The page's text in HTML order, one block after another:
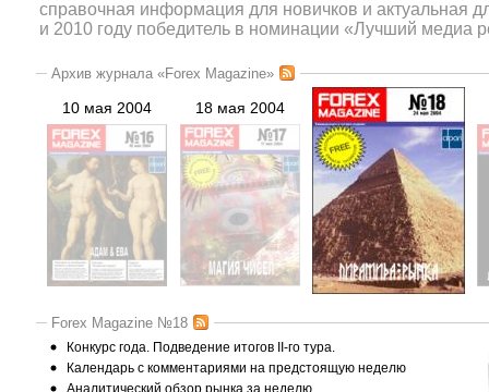
справочная информация для новичков и актуальная
и 2010 году победитель в номинации «Лучший медиа
Архив журнала «Forex Magazine»
10 мая 2004 18 мая 2004
Forex Magazine №18
Конкурс года. Подведение итогов II-го тура.
Календарь с комментариями на предстоящую неделю
Аналитический обзор рынка за неделю